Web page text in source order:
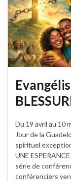
Du 19 avril au 10
Jour de la
spirituel
UNE
série de
conférenciers